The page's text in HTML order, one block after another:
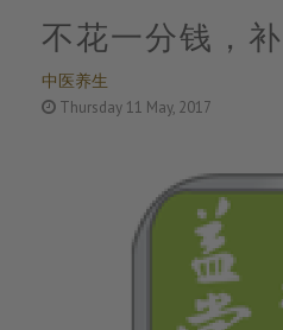
中医养生
不花一分钱，
提高免疫力，男
Thursday 11 May, 2017